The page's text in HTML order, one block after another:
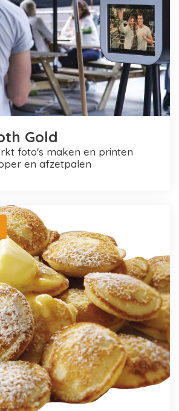
Gold
en afzetpalen